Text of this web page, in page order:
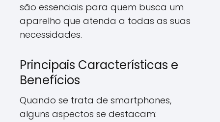
são essenciais para quem busca um
aparelho que atenda a todas as suas
necessidades.
Principais Características e
Benefícios
Quando se trata de smartphones,
alguns aspectos se destacam: